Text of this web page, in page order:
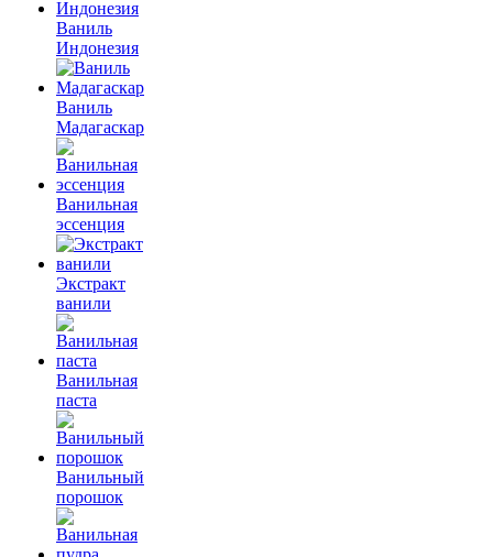
Ваниль
Индонезия
Ваниль
Мадагаскар
Ванильная
эссенция
Экстракт
ванили
Ванильная
паста
Ванильный
порошок